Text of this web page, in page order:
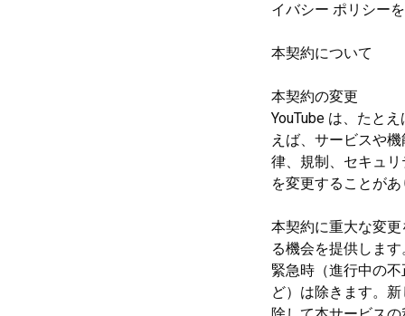
イバシー ポリシー
本契約について
本契約の変更
YouTube は、たと
えば、サービスや
律、規制、セキュ
を変更することが
本契約に重大な変
る機会を提供しま
緊急時（進行中の
ど）は除きます。